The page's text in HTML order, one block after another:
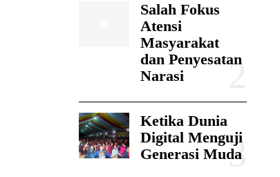
Salah Fokus
Atensi
Masyarakat
dan Penyesatan
Narasi
Ketika Dunia
Digital Menguji
Generasi Muda